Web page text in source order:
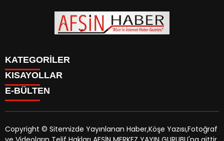
KATEGORİLER
SİYASET
EĞİTİM
MAGAZİN
MANŞETLER
KISAYOLLAR
SİYASET
EĞİTİM
KÜLTÜR SANAT
E-BÜLTEN
Copyright © Sitemizde Yayınlanan Haber,Köşe Yazısı,Fotoğraf